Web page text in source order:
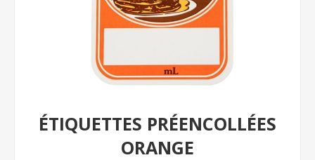
ÉTIQUETTES PRÉENCOLLÉES
ORANGE